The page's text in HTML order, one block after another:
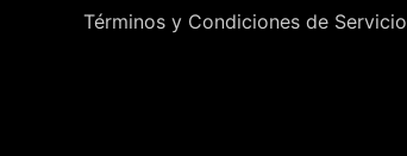
Términos y Condiciones de Servicio